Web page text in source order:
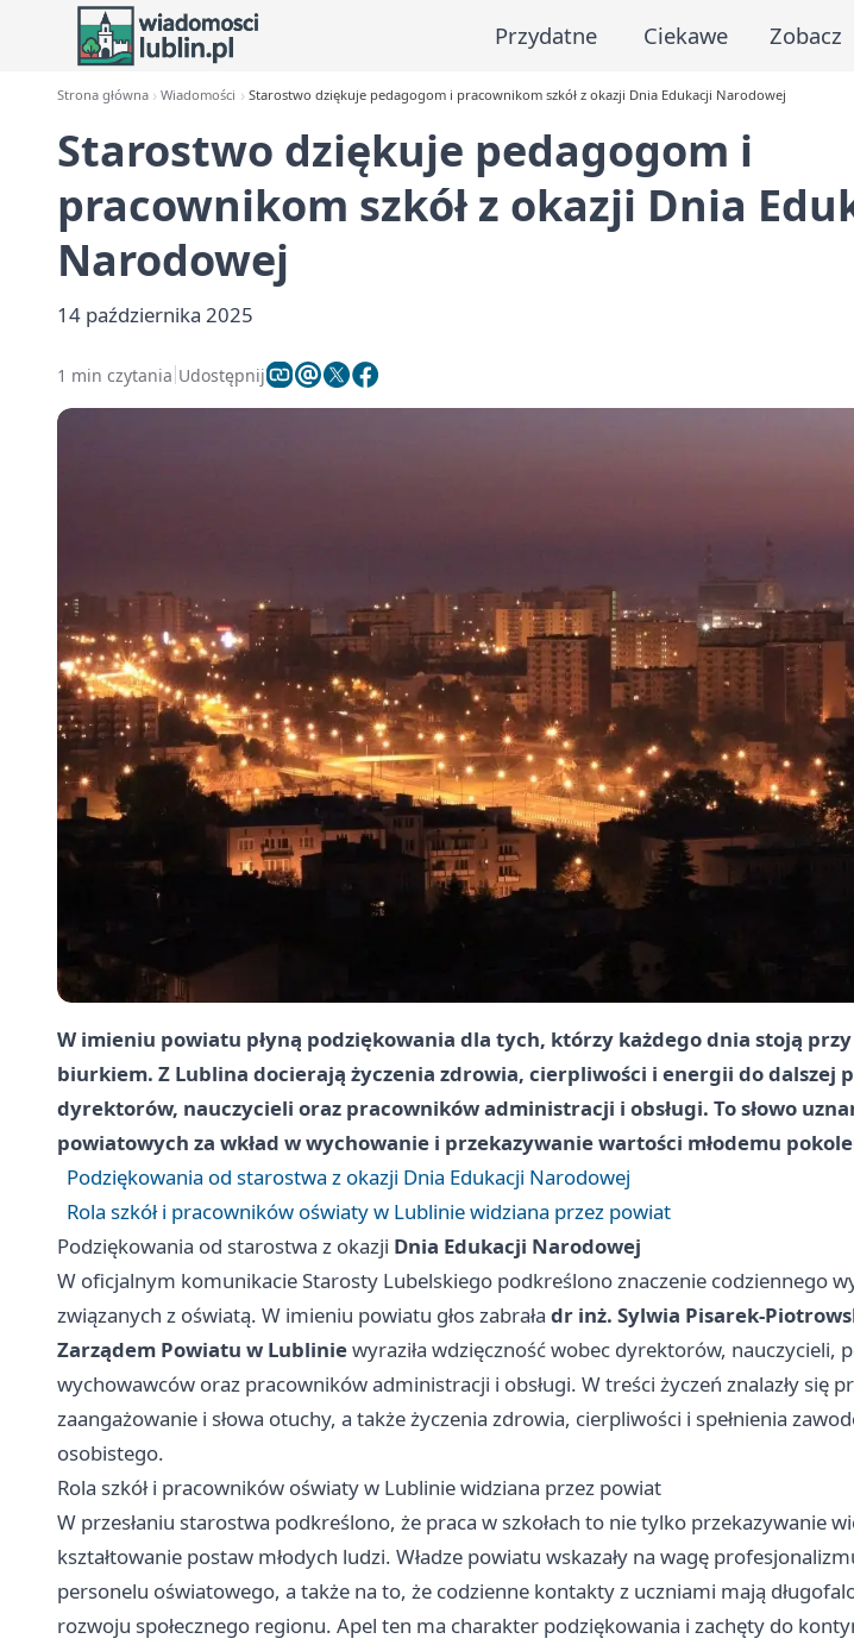
Przydatne Ciekawe Zobacz
Strona główna Wiadomości Starostwo dziękuje pedagogom i pracownikom szkół z okazji Dnia Edukacji Narodowej
Starostwo dziękuje pedagogom i
pracownikom szkół z okazji Dnia
Narodowej
14 października 2025
1 min czytania Udostępnij
W imieniu powiatu płyną podziękowania dla tych, którzy każdego dnia stoją
biurkiem. Z Lublina docierają życzenia zdrowia, cierpliwości i energii do dalszej
dyrektorów, nauczycieli oraz pracowników administracji i obsługi. To słowo
powiatowych za wkład w wychowanie i przekazywanie wartości młodemu
Podziękowania od starostwa z okazji Dnia Edukacji Narodowej
Rola szkół i pracowników oświaty w Lublinie widziana przez powiat
Podziękowania od starostwa z okazji Dnia Edukacji Narodowej
W oficjalnym komunikacie Starosty Lubelskiego podkreślono znaczenie codziennego
związanych z oświatą. W imieniu powiatu głos zabrała dr inż. Sylwia Pisarek-
Zarządem Powiatu w Lubliniewyraziła wdzięczność wobec dyrektorów, nauczycieli,
wychowawców oraz pracowników administracji i obsługi. W treści życzeń znalazły się
zaangażowanie i słowa otuchy, a także życzenia zdrowia, cierpliwości i spełnienia
osobistego.
Rola szkół i pracowników oświaty w Lublinie widziana przez powiat
W przesłaniu starostwa podkreślono, że praca w szkołach to nie tylko przekazywanie
kształtowanie postaw młodych ludzi. Władze powiatu wskazały na wagę
personelu oświatowego, a także na to, że codzienne kontakty z uczniami mają
rozwoju społecznego regionu. Apel ten ma charakter podziękowania i zachęty do